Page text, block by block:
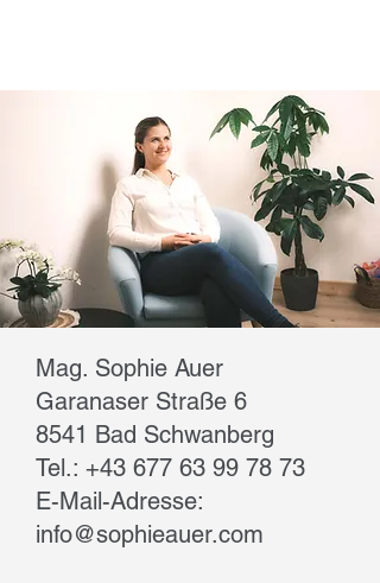
Mag. Sophie Auer
Garanaser Straße 6
8541 Bad Schwanberg
Tel.: +43 677 63 99 78 73
E-Mail-Adresse:
info@sophieauer.com